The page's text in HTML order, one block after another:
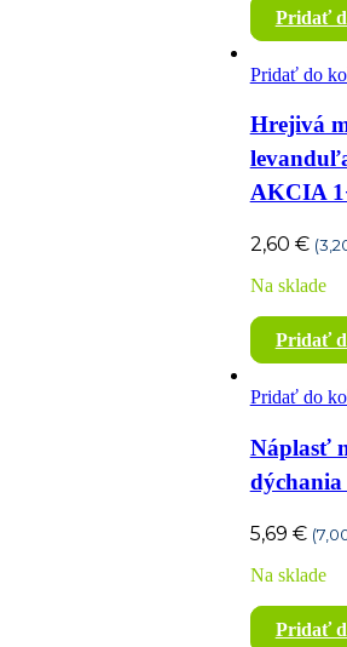
Pridať
Pridať do
Hrejivá
AKCIA
2,60 € (
Na sklade
Pridať
Pridať do
Náplasť
dýchania
5,69 € (
Na sklade
Pridať